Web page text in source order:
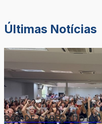
Últimas Notícias
DOR-DE-CABEÇA DO LÉO